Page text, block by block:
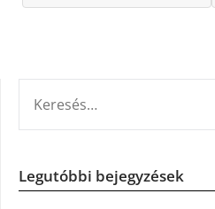
Legutóbbi bejegyzések